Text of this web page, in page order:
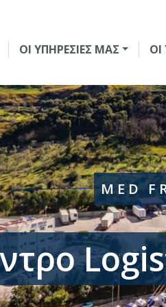
ΟΙ ΥΠΗΡΕΣΙΕΣ ΜΑΣ
MED